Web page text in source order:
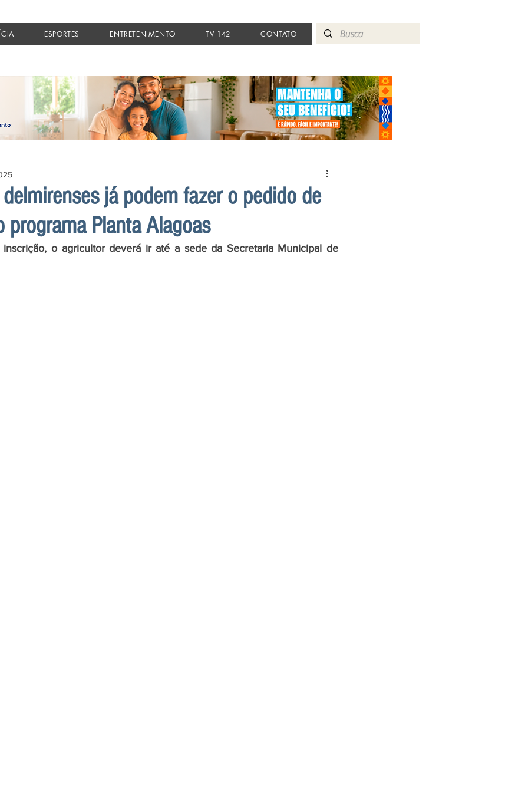
ESPORTES ENTRETENIMENTO TV 142 CONTATO
já podem fazer o pedido de
programa Planta Alagoas
inscrição, o agricultor deverá ir até a sede da Secretaria Municipal de